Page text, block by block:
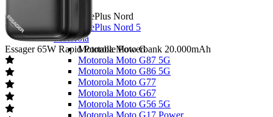
OnePlus Nord
OnePlus Nord 5
Motorola
Motorola Moto G
Motorola Moto G87 5G
Motorola Moto G86 5G
Motorola Moto G77
Motorola Moto G67
Motorola Moto G56 5G
Motorola Moto G17 Power
Essager 65W Rapid Portable Powerbank 20.000mAh